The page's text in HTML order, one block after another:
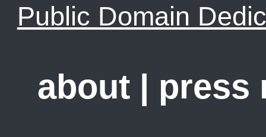
Public Domain
about press